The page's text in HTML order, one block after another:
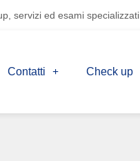
servizi ed esami specializzati.
Contatti Check up